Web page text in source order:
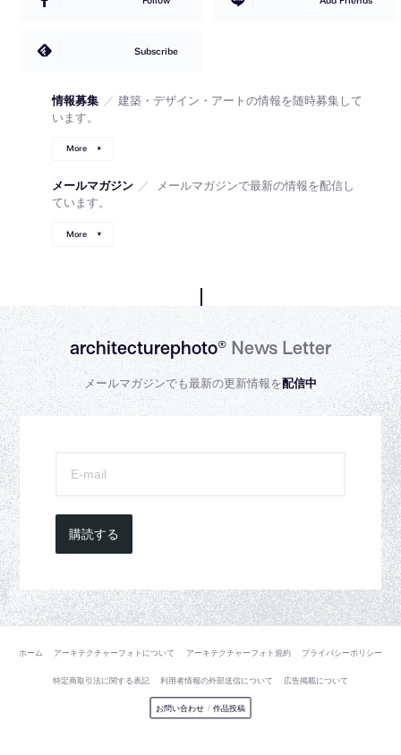
Subscribe
情報募集 ／ 建築・デザイン・アートの情報を随時募集して
います。
More
メールマガジン ／
メールマガジンで最新の情報を配信し
ています。
More
architecturephoto®News Letter
メールマガジンでも最新の更新情報を配信中
購読する
ホーム アーキテクチャーフォトについて アーキテクチャーフォト規約 プライバシーポリシー
特定商取引法に関する表記 利用者情報の外部送信について 広告掲載について
お問い合わせ / 作品投稿